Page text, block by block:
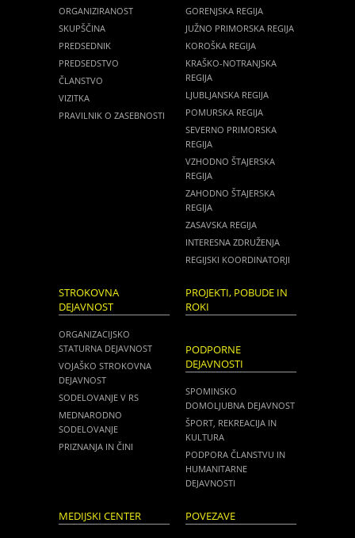
ORGANIZIRANOST
SKUPŠČINA
PREDSEDNIK
PREDSEDSTVO
ČLANSTVO
VIZITKA
PRAVILNIK O ZASEBNOSTI
GORENJSKA REGIJA
JUŽNO PRIMORSKA REGIJA
KOROŠKA REGIJA
KRAŠKO-NOTRANJSKA
REGIJA
LJUBLJANSKA REGIJA
POMURSKA REGIJA
SEVERNO PRIMORSKA
REGIJA
VZHODNO ŠTAJERSKA
REGIJA
ZAHODNO ŠTAJERSKA
REGIJA
ZASAVSKA REGIJA
INTERESNA ZDRUŽENJA
REGIJSKI KOORDINATORJI
STROKOVNA
DEJAVNOST
ORGANIZACIJSKO
STATURNA DEJAVNOST
VOJAŠKO STROKOVNA
DEJAVNOST
SODELOVANJE V RS
MEDNARODNO
SODELOVANJE
PRIZNANJA IN ČINI
PROJEKTI, POBUDE IN
ROKI
PODPORNE
DEJAVNOSTI
SPOMINSKO
DOMOLJUBNA DEJAVNOST
ŠPORT, REKREACIJA IN
KULTURA
PODPORA ČLANSTVU IN
HUMANITARNE
DEJAVNOSTI
MEDIJSKI CENTER POVEZAVE